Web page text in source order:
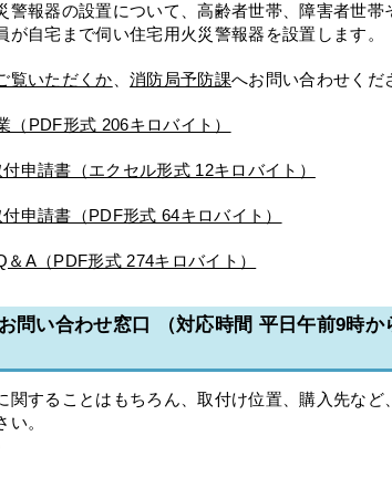
警報器の設置について、高齢者世帯、障害者世帯
自宅まで伺い住宅用火災警報器を設置します。
覧いただくか、消防局予防課へお問い合わせくだ
PDF形式 206キロバイト）
申請書（エクセル形式 12キロバイト）
申請書（PDF形式 64キロバイト）
A（PDF形式 274キロバイト）
問い合わせ窓口 （対応時間 平日午前9時か
関することはもちろん、取付け位置、購入先など
。